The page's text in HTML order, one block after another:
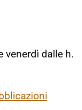
venerdì dalle h.